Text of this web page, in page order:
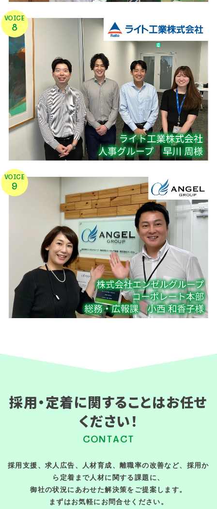
VOICE
8
VOICE
9
採用・定着に関することはお任せ
ください！
CONTACT
採用支援、求人広告、人材育成、離職率の改善など、採用か
ら定着まで人材に関する課題に、
御社の状況にあわせた解決策をご提案します。
まずはお気軽にお問合せください。